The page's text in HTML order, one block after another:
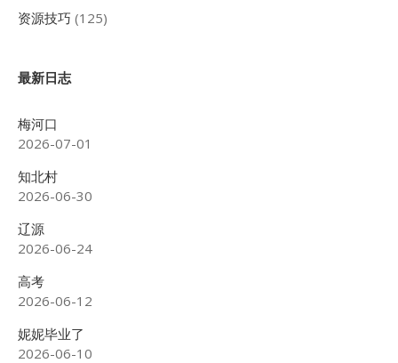
资源技巧 (125)
最新日志
梅河口
2026-07-01
知北村
2026-06-30
辽源
2026-06-24
高考
2026-06-12
妮妮毕业了
2026-06-10